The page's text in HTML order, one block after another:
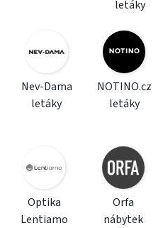
letáky
Nev-Dama
letáky
NOTINO.cz
letáky
Optika
Lentiamo
Orfa
nábytek